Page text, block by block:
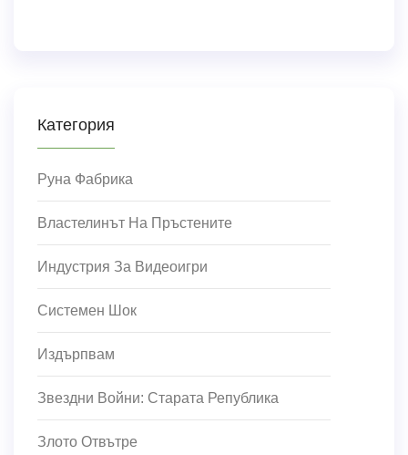
Категория
Руна Фабрика
Властелинът На Пръстените
Индустрия За Видеоигри
Системен Шок
Издърпвам
Звездни Войни: Старата Република
Злото Отвътре